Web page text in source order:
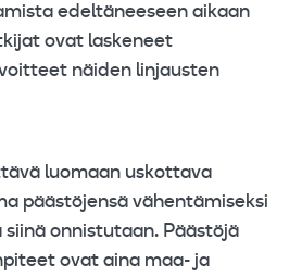
edeltäneeseen aikaan
ovat laskeneet
näiden linjausten
luomaan uskottava
päästöjensä vähentämiseksi
onnistutaan. Päästöjä
ovat aina maa- ja